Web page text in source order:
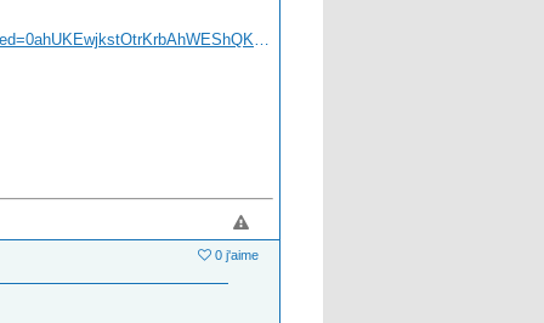
https://www.google.fr/search?q=tour+%C3%A0+fraises&source=lnms&tbm=isch&sa=X&ved=0ahUKEwjkstOtrKrbAhWEShQKHeTXA4AQ_AUICigB&biw=1169&bih=765#imgrc=Npa_FFXBQeScpM :&spf=1527577157729
0 j'aime